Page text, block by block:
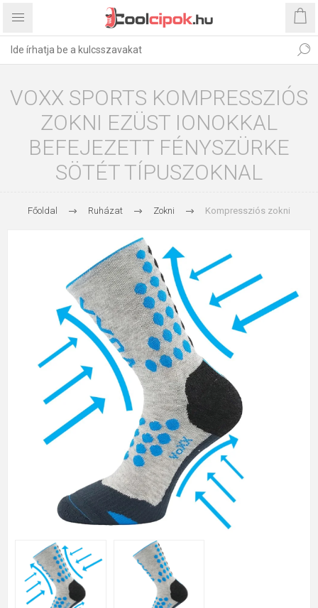
VOXX SPORTS KOMPRESSZIÓS
ZOKNI EZÜST IONOKKAL
BEFEJEZETT FÉNYSZÜRKE
SÖTÉT TÍPUSZOKNAL
Főoldal Ruházat Zokni Kompressziós zokni